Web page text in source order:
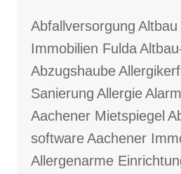
Abfallversorgung Altbau
Immobilien Fulda
Abzugshaube
Sanierung Allergie
Aachener Mietspiegel
softwareAachener
Allergenarme